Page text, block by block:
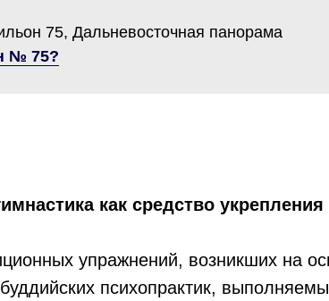
75, Дальневосточная панорама
№ 75?
как средство
упражнений, возникших на
психопрактик,